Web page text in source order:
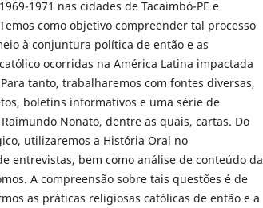
1971 nas cidades de Tacaimbó-PE e
como objetivo compreender tal processo
à conjuntura política de então e as
ocorridas na América Latina impactada
tanto, trabalharemos com fontes diversas,
boletins informativos e uma série de
Nonato, dentre as quais, cartas. Do
utilizaremos a História Oral no
entrevistas, bem como análise de conteúdo da
A compreensão sobre tais questões é de
as práticas religiosas católicas de então e a